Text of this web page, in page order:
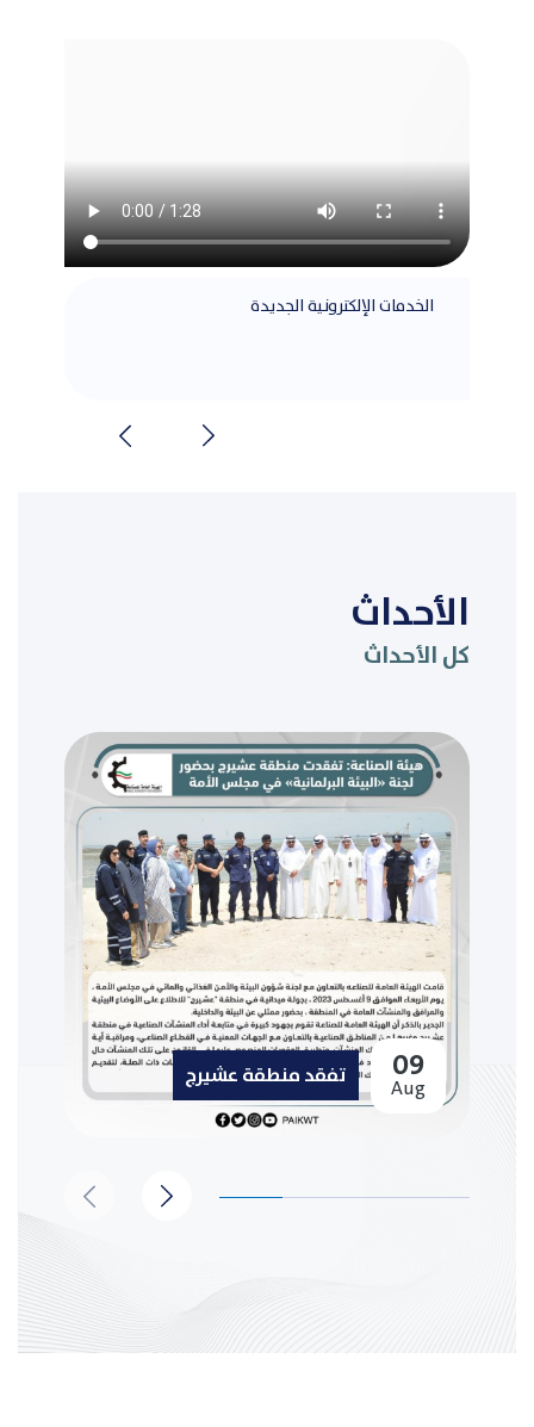
الخدمات الإلكترونية الجديدة
الأحداث
كل الأحداث
09
Aug تفقد منطقة عشيرج